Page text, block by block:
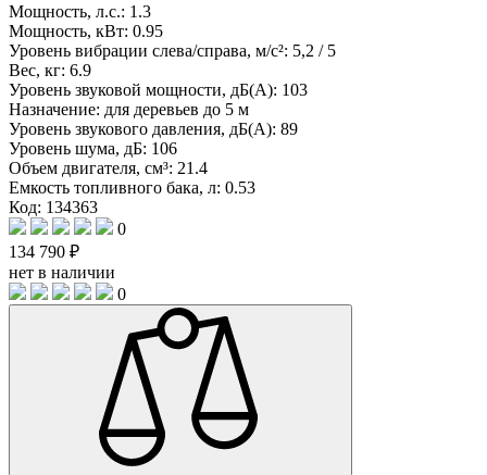
Мощность, л.с.: 1.3
Мощность, кВт: 0.95
Уровень вибрации слева/справа, м/с²: 5,2 / 5
Вес, кг: 6.9
Уровень звуковой мощности, дБ(A): 103
Назначение: для деревьев до 5 м
Уровень звукового давления, дБ(A): 89
Уровень шума, дБ: 106
Объем двигателя, см³: 21.4
Емкость топливного бака, л: 0.53
Код: 134363
0
134 790 ₽
нет в наличии
0